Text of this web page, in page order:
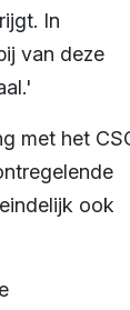
In
van deze
met het
ook